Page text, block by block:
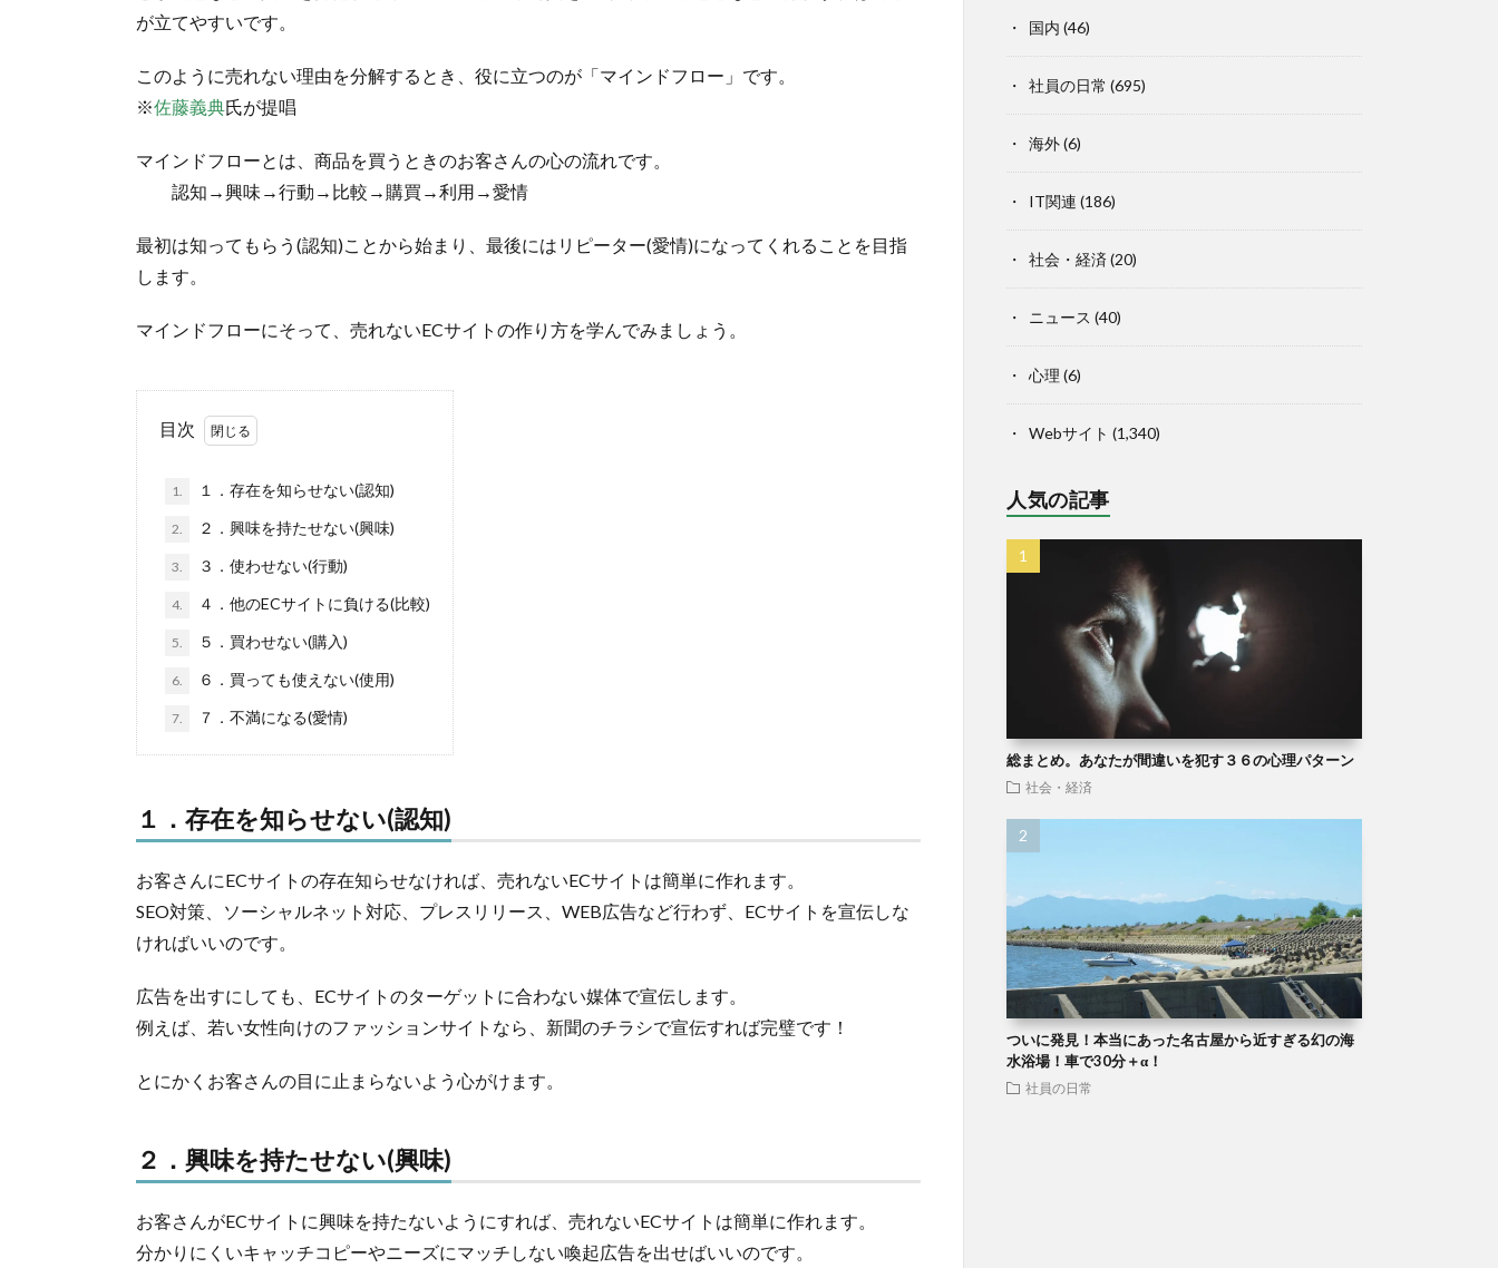
が立てやすいです。
このように売れない理由を分解するとき、役に立つのが「マインドフロー」です。
※佐藤義典氏が提唱
マインドフローとは、商品を買うときのお客さんの心の流れです。
認知→興味→行動→比較→購買→利用→愛情
最初は知ってもらう(認知)ことから始まり、最後にはリピーター(愛情)になってくれることを目指
します。
マインドフローにそって、売れないECサイトの作り方を学んでみましょう。
目次
1. １．存在を知らせない(認知)
2. ２．興味を持たせない(興味)
3. ３．使わせない(行動)
4. ４．他のECサイトに負ける(比較)
5. ５．買わせない(購入)
6. ６．買っても使えない(使用)
7. ７．不満になる(愛情)
１．存在を知らせない(認知)
お客さんにECサイトの存在知らせなければ、売れないECサイトは簡単に作れます。
SEO対策、ソーシャルネット対応、プレスリリース、WEB広告など行わず、ECサイトを宣伝しな
ければいいのです。
広告を出すにしても、ECサイトのターゲットに合わない媒体で宣伝します。
例えば、若い女性向けのファッションサイトなら、新聞のチラシで宣伝すれば完璧です！
とにかくお客さんの目に止まらないよう心がけます。
２．興味を持たせない(興味)
お客さんがECサイトに興味を持たないようにすれば、売れないECサイトは簡単に作れます。
分かりにくいキャッチコピーやニーズにマッチしない喚起広告を出せばいいのです。
国内 (46)
社員の日常 (695)
海外(6)
IT関連 (186)
社会・経済(20)
ニュース (40)
心理 (6)
Webサイト (1,340)
人気の記事
総まとめ。あなたが間違いを犯す３６の心理パターン
社会・経済
ついに発見！本当にあった名古屋から近すぎる幻の海
水浴場！車で30分＋α！
社員の日常